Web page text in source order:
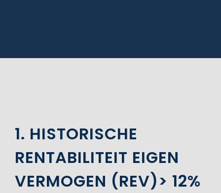
1. HISTORISCHE
RENTABILITEIT EIGEN
VERMOGEN (REV)> 12%